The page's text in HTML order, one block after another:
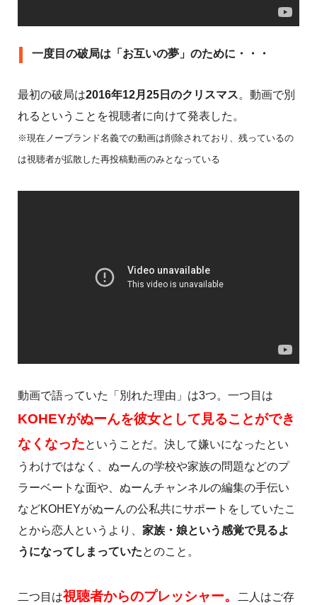
一度目の破局は「お互いの夢」のために・・・
最初の破局は2016年12月25日のクリスマス。動画で別
れるということを視聴者に向けて発表した。
※現在ノーブランド名義での動画は削除されており、残っているの
は視聴者が拡散した再投稿動画のみとなっている
動画で語っていた「別れた理由」は3つ。一つ目は
KOHEYがぬーんを彼女として見ることができ
なくなったということだ。決して嫌いになったとい
うわけではなく、ぬーんの学校や家族の問題などのプ
ラーベートな面や、ぬーんチャンネルの編集の手伝い
などKOHEYがぬーんの公私共にサポートをしていたこ
とから恋人というより、 家族・娘という感覚で見るよ
うになってしまっていたとのこと。
二つ目は視聴者からのプレッシャー。
二人はご存